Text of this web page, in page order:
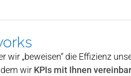
wir „beweisen“ die Effizienz
wir KPIs mit Ihnen